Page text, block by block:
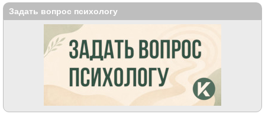
Задать вопрос психологу